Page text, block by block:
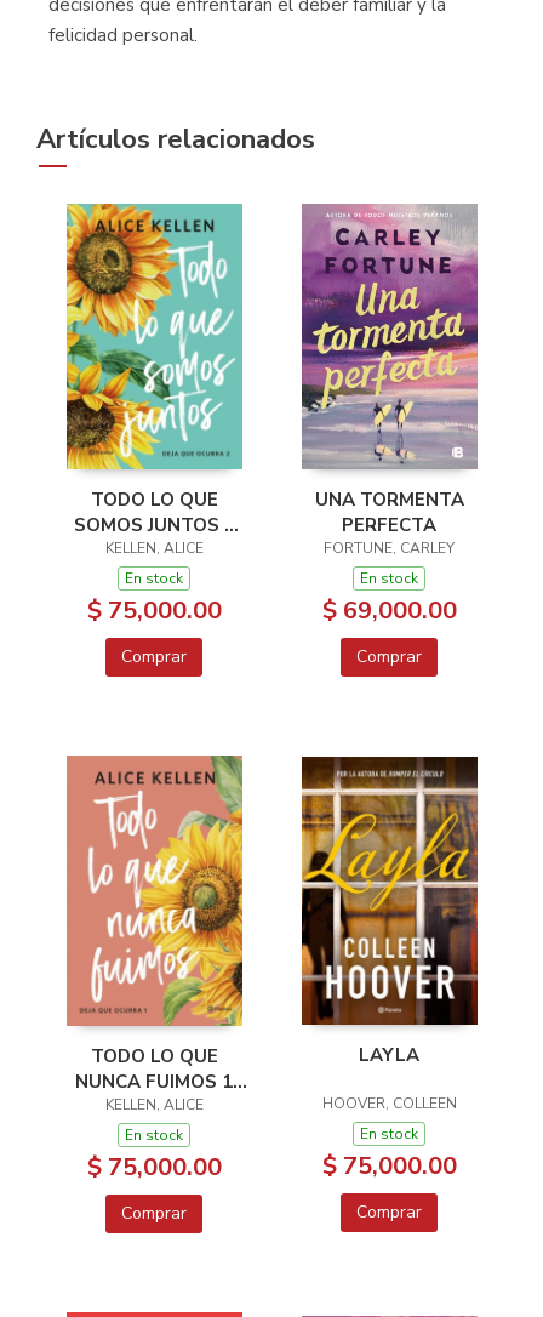
decisiones que enfrentarán el deber familiar y la
felicidad personal.
Artículos relacionados
TODO LO QUE
SOMOS JUNTOS 2
DEJA QUE OCURRA
KELLEN, ALICE
En stock
$ 75,000.00
Comprar
UNA TORMENTA
PERFECTA
FORTUNE, CARLEY
En stock
$ 69,000.00
Comprar
TODO LO QUE
NUNCA FUIMOS 1
DEJA QUE OCURRA
KELLEN, ALICE
En stock
$ 75,000.00
Comprar
LAYLA
HOOVER, COLLEEN
En stock
$ 75,000.00
Comprar